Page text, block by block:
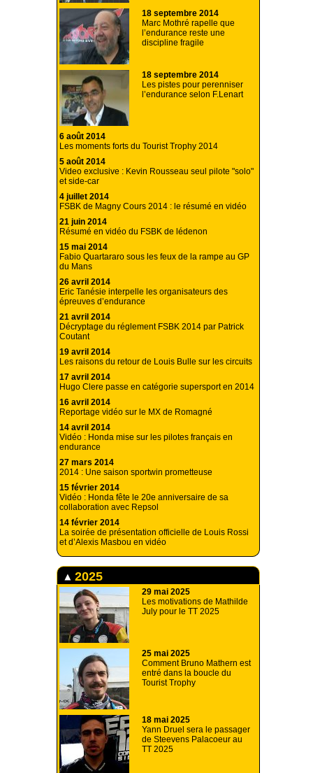
18 septembre 2014
Marc Mothré rapelle que
l’endurance reste une
discipline fragile
18 septembre 2014
Les pistes pour perenniser
l’endurance selon F.Lenart
6 août 2014
Les moments forts du Tourist Trophy 2014
5 août 2014
Video exclusive : Kevin Rousseau seul pilote "solo"
et side-car
4 juillet 2014
FSBK de Magny Cours 2014 : le résumé en vidéo
21 juin 2014
Résumé en vidéo du FSBK de lédenon
15 mai 2014
Fabio Quartararo sous les feux de la rampe au GP
du Mans
26 avril 2014
Eric Tanésie interpelle les organisateurs des
épreuves d’endurance
21 avril 2014
Décryptage du réglement FSBK 2014 par Patrick
Coutant
19 avril 2014
Les raisons du retour de Louis Bulle sur les circuits
17 avril 2014
Hugo Clere passe en catégorie supersport en 2014
16 avril 2014
Reportage vidéo sur le MX de Romagné
14 avril 2014
Vidéo : Honda mise sur les pilotes français en
endurance
27 mars 2014
2014 : Une saison sportwin prometteuse
15 février 2014
Vidéo : Honda fête le 20e anniversaire de sa
collaboration avec Repsol
14 février 2014
La soirée de présentation officielle de Louis Rossi
et d’Alexis Masbou en vidéo
2025
29 mai 2025
Les motivations de Mathilde
July pour le TT 2025
25 mai 2025
Comment Bruno Mathern est
entré dans la boucle du
Tourist Trophy
18 mai 2025
Yann Druel sera le passager
de Steevens Palacoeur au
TT 2025